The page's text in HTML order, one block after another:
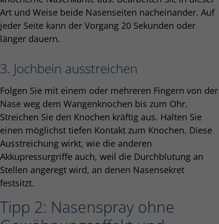
Art und Weise beide Nasenseiten nacheinander. Auf
jeder Seite kann der Vorgang 20 Sekunden oder
länger dauern.
3. Jochbein ausstreichen
Folgen Sie mit einem oder mehreren Fingern von der
Nase weg dem Wangenknochen bis zum Ohr.
Streichen Sie den Knochen kräftig aus. Halten Sie
einen möglichst tiefen Kontakt zum Knochen. Diese
Ausstreichung wirkt, wie die anderen
Akkupressurgriffe auch, weil die Durchblutung an
Stellen angeregt wird, an denen Nasensekret
festsitzt.
Tipp 2: Nasenspray ohne